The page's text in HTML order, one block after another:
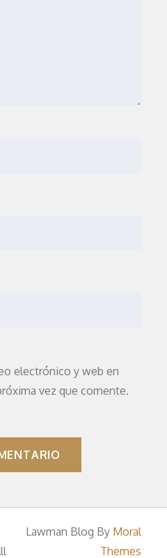
electrónico y web en
vez que comente.
Lawman Blog By Moral
Themes